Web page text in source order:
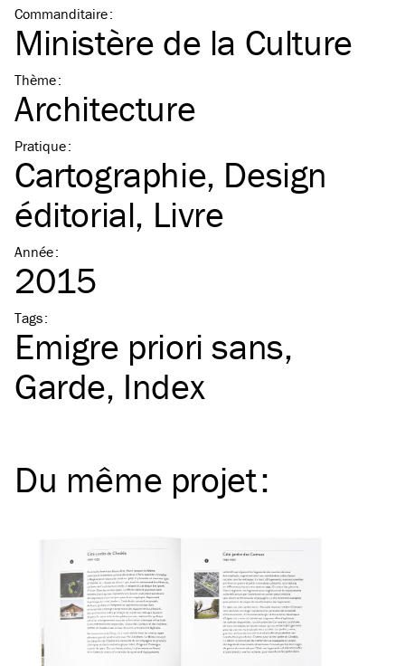
Commanditaire:
Ministère de la Culture
Thème:
Architecture
Pratique:
Cartographie Design
éditorial Livre
Année:
2015
Tags:
Emigre priori sans
Garde Index
Du même projet: